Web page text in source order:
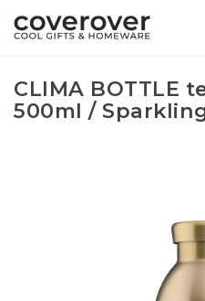
CLIMA BOTTLE
500ml /